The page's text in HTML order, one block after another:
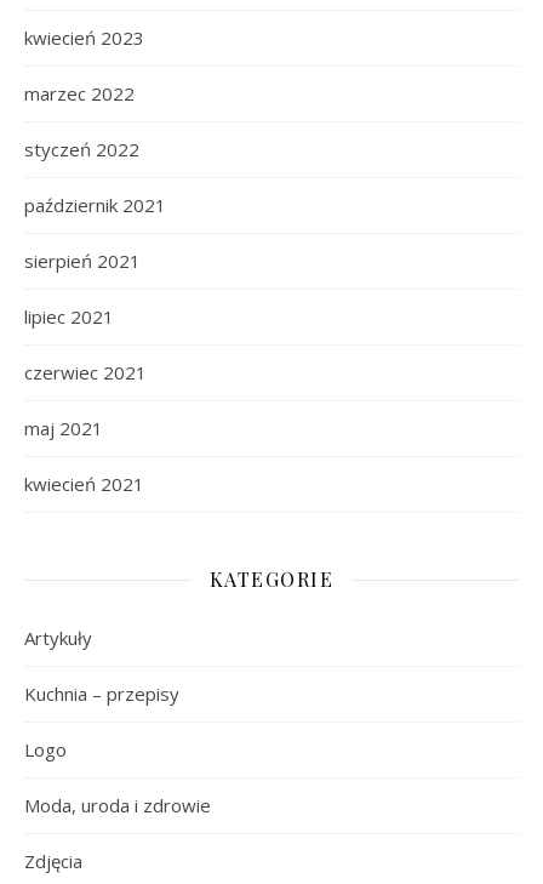
kwiecień 2023
marzec 2022
styczeń 2022
październik 2021
sierpień 2021
lipiec 2021
czerwiec 2021
maj 2021
kwiecień 2021
KATEGORIE
Artykuły
Kuchnia – przepisy
Logo
Moda, uroda i zdrowie
Zdjęcia